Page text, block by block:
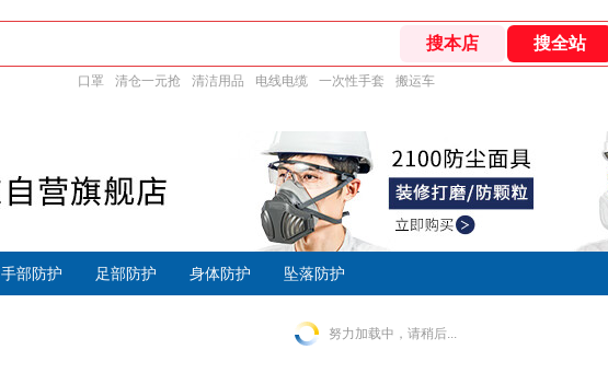
口罩 清仓一元抢 清洁用品 电线电缆 一次性手套 搬运车
手部防护 足部防护 身体防护 坠落防护
努力加载中，请稍后...